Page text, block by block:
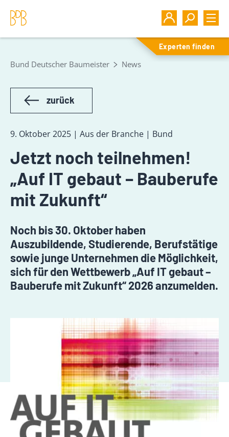
Experten finden
Bund Deutscher Baumeister News
zurück
9. Oktober 2025 | Aus der Branche | Bund
Jetzt noch teilnehmen!
„Auf IT gebaut – Bauberufe
mit Zukunft“
Noch bis 30. Oktober haben
Auszubildende, Studierende, Berufstätige
sowie junge Unternehmen die Möglichkeit,
sich für den Wettbewerb „Auf IT gebaut –
Bauberufe mit Zukunft“ 2026 anzumelden.